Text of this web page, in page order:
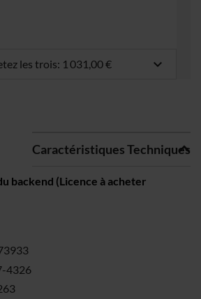
les trois: 1 031,00 € keyboard_arrow_down
Caractéristiques Techniques
4326